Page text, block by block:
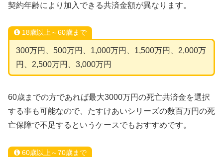
契約年齢により加入できる共済金額が異なります。
18歳以上～60歳まで
300万円、500万円、1,000万円、1,500万円、2,000万
円、2,500万円、3,000万円
60歳までの方であれば最大3000万円の死亡共済金を選択
する事も可能なので、たすけあいシリーズの数百万円の死
亡保障で不足するというケースでもおすすめです。
60歳以上～70歳まで